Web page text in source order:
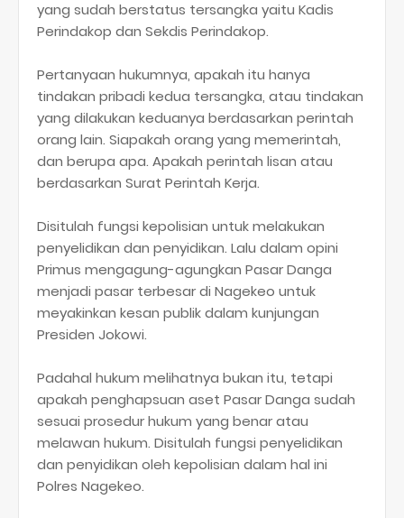
yang sudah berstatus tersangka yaitu Kadis
Perindakop dan Sekdis Perindakop.
Pertanyaan hukumnya, apakah itu hanya
tindakan pribadi kedua tersangka, atau tindakan
yang dilakukan keduanya berdasarkan perintah
orang lain. Siapakah orang yang memerintah,
dan berupa apa. Apakah perintah lisan atau
berdasarkan Surat Perintah Kerja.
Disitulah fungsi kepolisian untuk melakukan
penyelidikan dan penyidikan. Lalu dalam opini
Primus mengagung-agungkan Pasar Danga
menjadi pasar terbesar di Nagekeo untuk
meyakinkan kesan publik dalam kunjungan
Presiden Jokowi.
Padahal hukum melihatnya bukan itu, tetapi
apakah penghapsuan aset Pasar Danga sudah
sesuai prosedur hukum yang benar atau
melawan hukum. Disitulah fungsi penyelidikan
dan penyidikan oleh kepolisian dalam hal ini
Polres Nagekeo.